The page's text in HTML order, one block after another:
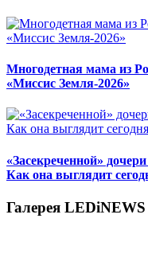
Многодетная мама из
«Миссис Земля-2026»
«Засекреченной»
Как она выглядит
Галерея LEDiNEWS